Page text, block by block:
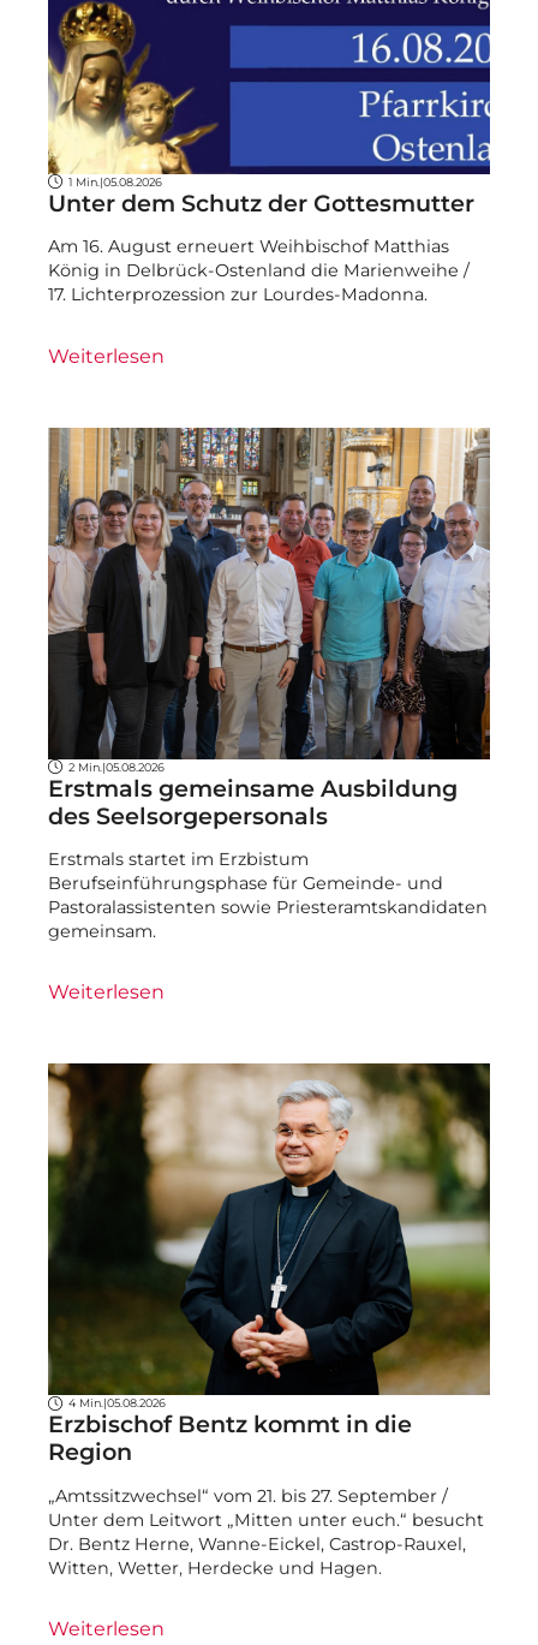
1 Min. |05.08.2026
Unter dem Schutz der Gottesmutter
Am 16. August erneuert Weihbischof Matthias
König in Delbrück-Ostenland die Marienweihe /
17. Lichterprozession zur Lourdes-Madonna.
Weiterlesen
2 Min. |05.08.2026
Erstmals gemeinsame Ausbildung
des Seelsorgepersonals
Erstmals startet im Erzbistum
Berufseinführungsphase für Gemeinde- und
Pastoralassistenten sowie Priesteramtskandidaten
gemeinsam.
Weiterlesen
4 Min.| 05.08.2026
Erzbischof Bentz kommt in die
Region
„Amtssitzwechsel“ vom 21. bis 27. September /
Unter dem Leitwort „Mitten unter euch.“ besucht
Dr. Bentz Herne, Wanne-Eickel, Castrop-Rauxel,
Witten, Wetter, Herdecke und Hagen.
Weiterlesen